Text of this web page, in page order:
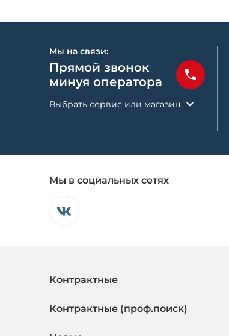
Мы на связи:
Прямой звонок
минуя оператора
Выбрать сервис или магазин
Мы в социальных сетях
Контрактные
Контрактные (проф.поиск)